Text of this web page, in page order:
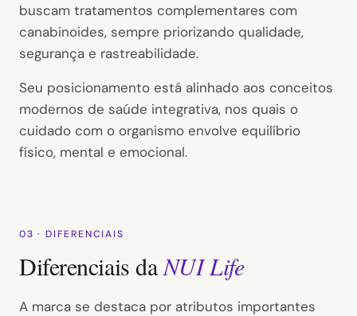
buscam tratamentos complementares com
canabinoides, sempre priorizando qualidade,
segurança e rastreabilidade.
Seu posicionamento está alinhado aos conceitos
modernos de saúde integrativa, nos quais o
cuidado com o organismo envolve equilíbrio
físico, mental e emocional.
03 · DIFERENCIAIS
Diferenciais daNUI Life
A marca se destaca por atributos importantes